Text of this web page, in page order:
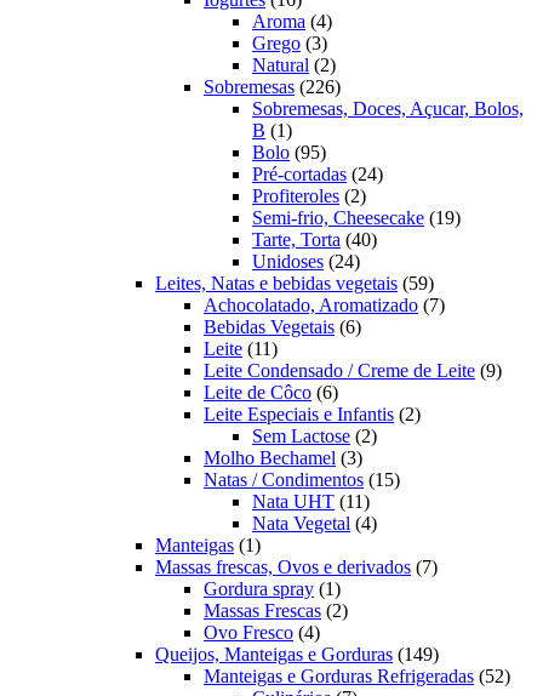
produtos
Aroma 44
produtos
Grego 33
produtos
Natural 22
produtos
Sobremesas 226226
produtos
Sobremesas, Doces, Açucar, Bolos,
B
11
produto
Bolo 9595
produtos
Pré-cortadas 2424
Profiteroles 22
produtos
Semi-frio, Cheesecake 1919
Tarte, Torta 4040
Unidoses 2424
produtos
Leites, Natas e bebidas vegetais 5959
produtos
Achocolatado, Aromatizado 77
Bebidas Vegetais 66
Leite 1111
produtos
Leite Condensado / Creme de Leite 99
Leite de Côco 66
produtos
Leite Especiais e Infantis 22
Sem Lactose 22
Molho Bechamel 33
produtos
Natas / Condimentos 1515
Nata UHT 1111
produtos
Nata Vegetal 44
Manteigas 11
produto
Massas frescas, Ovos e derivados 77
Gordura spray 11
produto
Massas Frescas 22
Ovo Fresco 44
produtos
Queijos, Manteigas e Gorduras 149149
produtos
Manteigas e Gorduras Refrigeradas 5252